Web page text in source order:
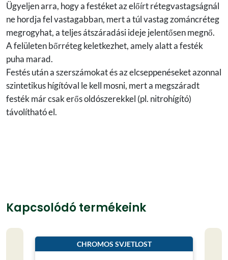
Ügyeljen arra, hogy a festéket az előírt rétegvastagságnál
ne hordja fel vastagabban, mert a túl vastag zománcréteg
megrogyhat, a teljes átszáradási ideje jelentősen megnő.
A felületen bőrréteg keletkezhet, amely alatt a festék
puha marad.
Festés után a szerszámokat és az elcseppenéseket azonnal
szintetikus hígítóval le kell mosni, mert a megszáradt
festék már csak erős oldószerekkel (pl. nitrohígító)
távolítható el.
Kapcsolódó termékeink
CHROMOS SVJETLOST